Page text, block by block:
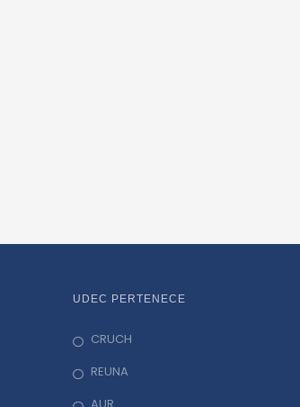
UDEC PERTENECE
CRUCH
REUNA